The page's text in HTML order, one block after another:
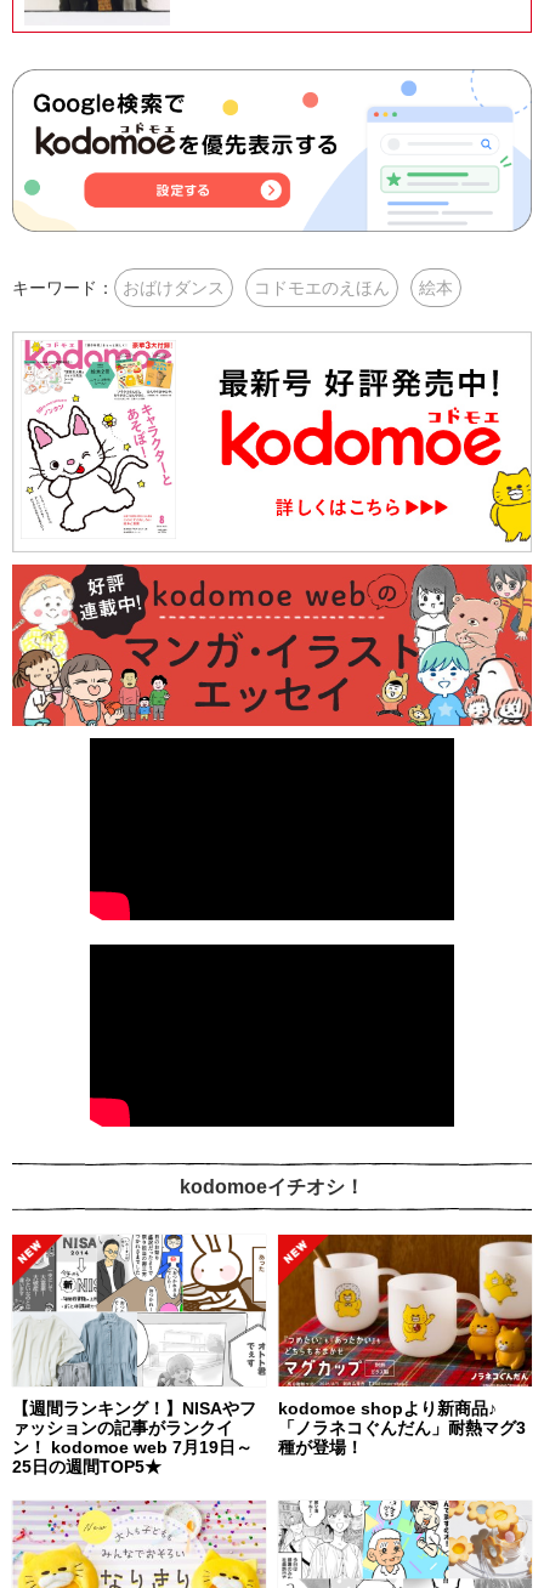
キーワード： おばけダンス コドモエのえほん 絵本
kodomoeイチオシ！
【週間ランキング！】NISAやフ
ァッションの記事がランクイ
ン！ kodomoe web 7月19日～
25日の週間TOP5★
kodomoe shopより新商品♪
「ノラネコぐんだん」耐熱マグ3
種が登場！